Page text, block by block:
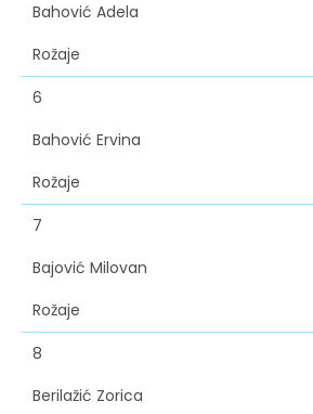
Bahović Adela
Rožaje
6
Bahović Ervina
Rožaje
7
Bajović Milovan
Rožaje
8
Berilažić Zorica